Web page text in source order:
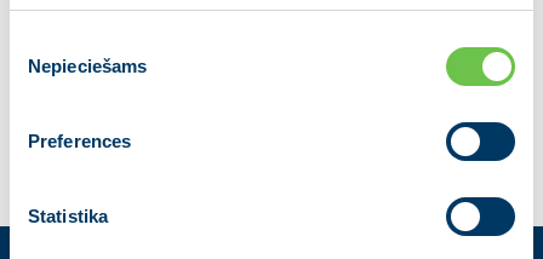
izvēle
Nepieciešams
Preferences
Statistika
Iepriekšējā Nākamā